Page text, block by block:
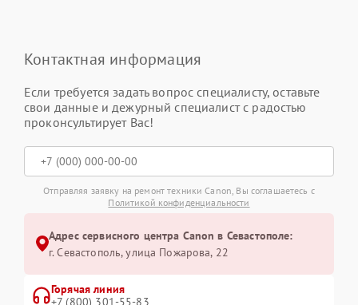
Контактная информация
Если требуется задать вопрос специалисту, оставьте
свои данные и дежурный специалист с радостью
проконсультирует Вас!
Отправляя заявку на ремонт техники Canon, Вы соглашаетесь с
Политикой конфиденциальности
Адрес сервисного центра Canon в Севастополе:
г. Севастополь, улица Пожарова, 22
Горячая линия
+7 (800) 301-55-83